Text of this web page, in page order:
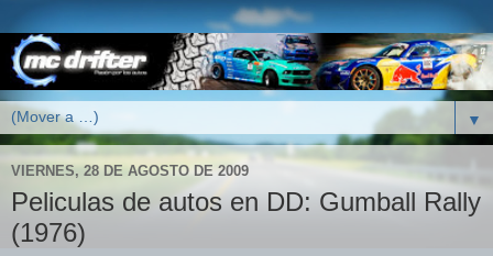
▼
VIERNES, 28 DE AGOSTO DE 2009
Peliculas de autos en DD: Gumball Rally
(1976)